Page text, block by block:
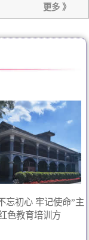
更多 》
忘初心 牢记使命”主
色教育培训方